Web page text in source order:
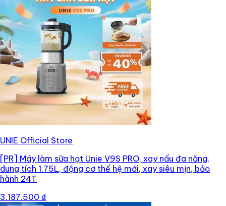
UNIE Official Store
[PR] Máy làm sữa hạt Unie V9S PRO, xay nấu đa năng,
dung tích 1.75L, động cơ thế hệ mới, xay siêu mịn, bảo
hành 24T
3.187.500 ₫